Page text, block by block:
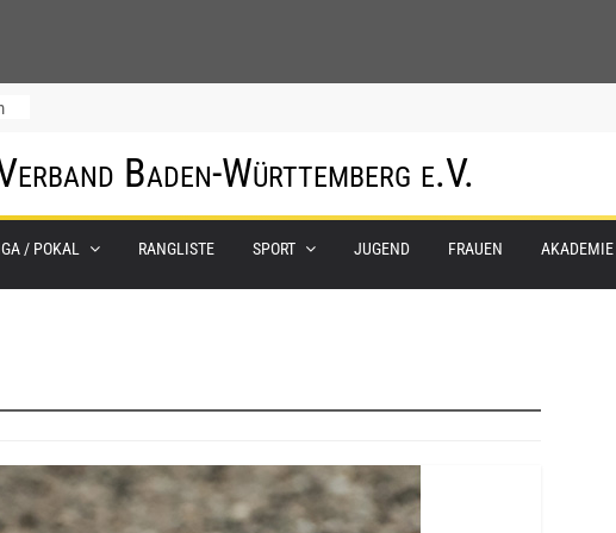
Baden-Württemberg e.V.
/ POKAL RANGLISTE SPORT JUGEND FRAUEN AKADEMIE